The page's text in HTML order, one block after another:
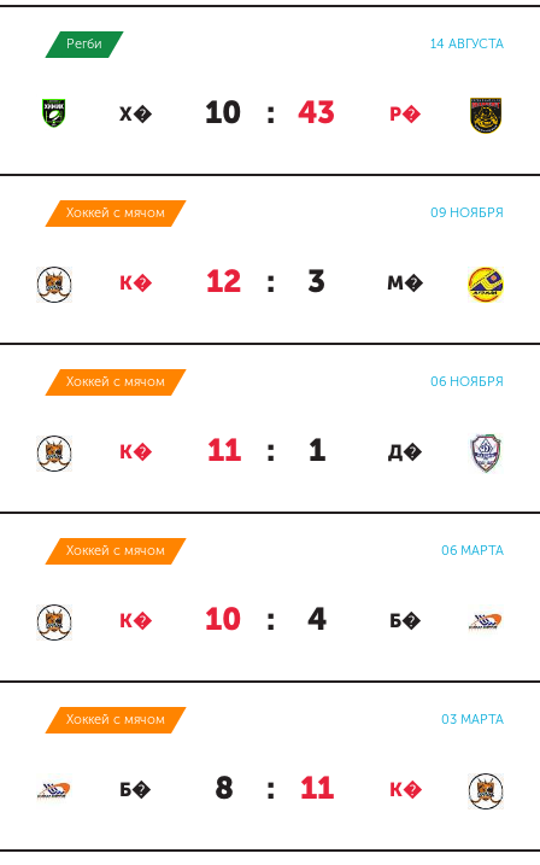
Регби 14 АВГУСТА
Х� 10 : 43 Р�
Хоккей с мячом 09 НОЯБРЯ
К� 12 : 3 М�
Хоккей с мячом 06 НОЯБРЯ
К� 11 : 1 Д�
Хоккей с мячом 06 МАРТА
К� 10 : 4 Б�
Хоккей с мячом 03 МАРТА
Б� 8 : 11 К�